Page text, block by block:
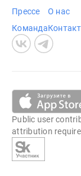
Прессе
Команда
О нас
Public user
attribution